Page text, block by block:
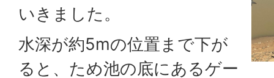
いきました。
水深が約5mの位置まで下が
ると、ため池の底にあるゲー